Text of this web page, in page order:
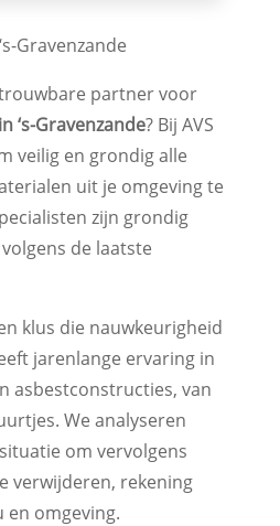
Gravenzande
partner voor
‘s-Gravenzande? Bij AVS
veilig en grondig alle
uit je omgeving te
zijn grondig
de laatste
klus die nauwkeurigheid
jarenlange ervaring in
asbestconstructies, van
We analyseren
om vervolgens
verwijderen, rekening
omgeving.